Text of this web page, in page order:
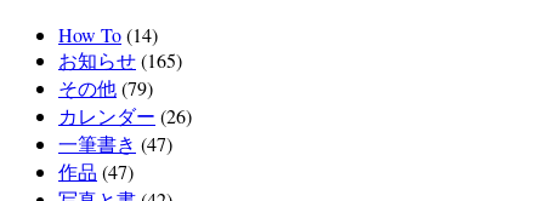
How To(14)
お知らせ(165)
その他(79)
カレンダー (26)
一筆書き (47)
作品 (47)